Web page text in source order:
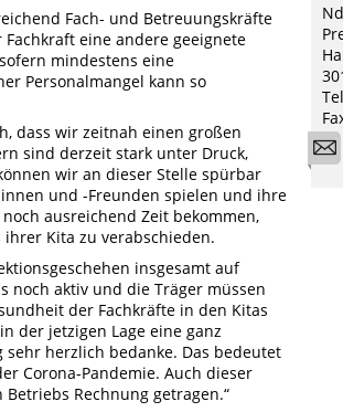
Fach- und Betreuungskräfte
eine andere geeignete
mindestens eine
Personalmangel kann so
dass wir zeitnah einen großen
sind derzeit stark unter Druck,
wir an dieser Stelle spürbar
und -Freunden spielen und ihre
ausreichend Zeit bekommen,
Kita zu verabschieden.
insgesamt auf
noch aktiv und die Träger müssen
der Fachkräfte in den Kitas
der jetzigen Lage eine ganz
herzlich bedanke. Das bedeutet
Corona-Pandemie. Auch dieser
Rechnung getragen.“